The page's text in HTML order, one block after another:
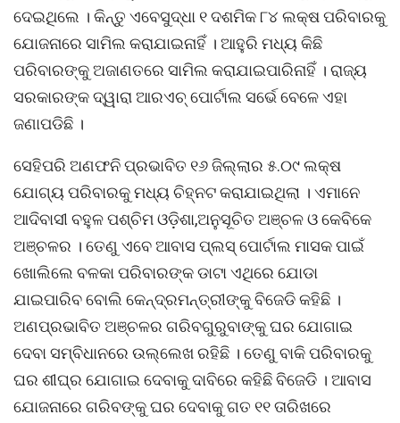
ଦେଇଥିଲେ । କିନ୍ତୁ ଏବେସୁଦ୍ଧା ୧ ଦଶମିକ ୮୪ ଲକ୍ଷ ପରିବାରକୁ
ଯୋଜନାରେ ସାମିଲ କରାଯାଇନାହିଁ । ଆହୁରି ମଧ୍ୟ କିଛି
ପରିବାରଙ୍କୁ ଅଜାଣତରେ ସାମିଲ କରାଯାଇପାରିନାହିଁ । ରାଜ୍ୟ
ସରକାରଙ୍କ ଦ୍ୱାରା ଆରଏଚ୍ ପୋର୍ଟାଲ ସର୍ଭେ ବେଳେ ଏହା
ଜଣାପଡିଛି ।
ସେହିପରି ଅଣଫନି ପ୍ରଭାବିତ ୧୬ ଜିଲ୍ଲାର ୫.୦୯ ଲକ୍ଷ
ଯୋଗ୍ୟ ପରିବାରକୁ ମଧ୍ୟ ଚିହ୍ନଟ କରାଯାଇଥିଲା । ଏମାନେ
ଆଦିବାସୀ ବହୁଳ ପଶ୍ଚିମ ଓଡ଼ିଶା,ଅନୁସୂଚିତ ଅଞ୍ଚଳ ଓ କେବିକେ
ଅଞ୍ଚଳର । ତେଣୁ ଏବେ ଆବାସ ପ୍ଲସ୍ ପୋର୍ଟାଲ ମାସକ ପାଇଁ
ଖୋଲିଲେ ବଳକା ପରିବାରଙ୍କ ଡାଟା ଏଥିରେ ଯୋଡା
ଯାଇପାରିବ ବୋଲି କେନ୍ଦ୍ରମନ୍ତ୍ରୀଙ୍କୁ ବିଜେଡି କହିଛି ।
ଅଣପ୍ରଭାବିତ ଅଞ୍ଚଳର ଗରିବଗୁରୁବାଙ୍କୁ ଘର ଯୋଗାଇ
ଦେବା ସମ୍ବିଧାନରେ ଉଲ୍ଲେଖ ରହିଛି । ତେଣୁ ବାକି ପରିବାରକୁ
ଘର ଶୀଘ୍ର ଯୋଗାଇ ଦେବାକୁ ଦାବିରେ କହିଛି ବିଜେଡି । ଆବାସ
ଯୋଜନାରେ ଗରିବଙ୍କୁ ଘର ଦେବାକୁ ଗତ ୧୧ ତାରିଖରେ